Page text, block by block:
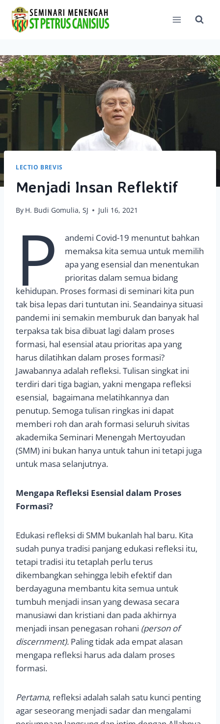
content
LECTIO BREVIS
Menjadi Insan Reflektif
By H. Budi Gomulia, SJ Juli 16, 2021
P
andemi Covid-19 menuntut bahkan
memaksa kita semua untuk memilih
apa yang esensial dan menentukan
prioritas dalam semua bidang
kehidupan. Proses formasi di seminari kita pun
tak bisa lepas dari tuntutan ini. Seandainya situasi
pandemi ini semakin memburuk dan banyak hal
terpaksa tak bisa dibuat lagi dalam proses
formasi, hal esensial atau prioritas apa yang
harus dilatihkan dalam proses formasi?
Jawabannya adalah refleksi. Tulisan singkat ini
terdiri dari tiga bagian, yakni mengapa refleksi
esensial, bagaimana melatihkannya dan
penutup. Semoga tulisan ringkas ini dapat
memberi roh dan arah formasi seluruh sivitas
akademika Seminari Menengah Mertoyudan
(SMM) ini bukan hanya untuk tahun ini tetapi juga
untuk masa selanjutnya.
Mengapa Refleksi Esensial dalam Proses
Formasi?
Edukasi refleksi di SMM bukanlah hal baru. Kita
sudah punya tradisi panjang edukasi refleksi itu,
tetapi tradisi itu tetaplah perlu terus
dikembangkan sehingga lebih efektif dan
berdayaguna membantu kita semua untuk
tumbuh menjadi insan yang dewasa secara
manusiawi dan kristiani dan pada akhirnya
menjadi insan penegasan rohani (person of
discernment). Paling tidak ada empat alasan
mengapa refleksi harus ada dalam proses
formasi.
Pertama, refleksi adalah salah satu kunci penting
agar seseorang menjadi sadar dan mengalami